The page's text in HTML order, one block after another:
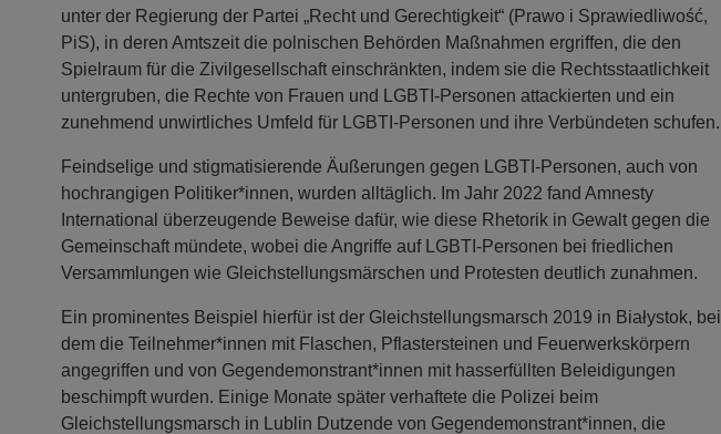
unter der Regierung der Partei „Recht und Gerechtigkeit“ (Prawo i Sprawiedliwość,
PiS), in deren Amtszeit die polnischen Behörden Maßnahmen ergriffen, die den
Spielraum für die Zivilgesellschaft einschränkten, indem sie die Rechtsstaatlichkeit
untergruben, die Rechte von Frauen und LGBTI-Personen attackierten und ein
zunehmend unwirtliches Umfeld für LGBTI-Personen und ihre Verbündeten schufen.
Feindselige und stigmatisierende Äußerungen gegen LGBTI-Personen, auch von
hochrangigen Politiker*innen, wurden alltäglich. Im Jahr 2022 fand Amnesty
International überzeugende Beweise dafür, wie diese Rhetorik in Gewalt gegen die
Gemeinschaft mündete, wobei die Angriffe auf LGBTI-Personen bei friedlichen
Versammlungen wie Gleichstellungsmärschen und Protesten deutlich zunahmen.
Ein prominentes Beispiel hierfür ist der Gleichstellungsmarsch 2019 in Białystok, bei
dem die Teilnehmer*innen mit Flaschen, Pflastersteinen und Feuerwerkskörpern
angegriffen und von Gegendemonstrant*innen mit hasserfüllten Beleidigungen
beschimpft wurden. Einige Monate später verhaftete die Polizei beim
Gleichstellungsmarsch in Lublin Dutzende von Gegendemonstrant*innen, die